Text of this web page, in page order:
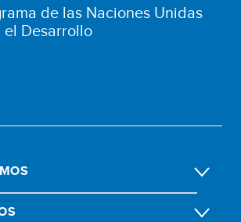
de las Naciones Unidas
el Desarrollo